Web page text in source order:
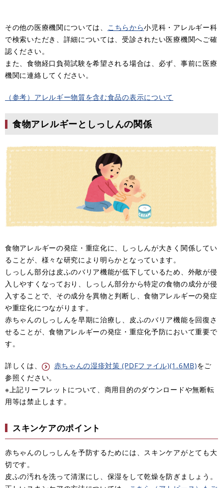
その他の医療機関については、 こちらから小児科・アレルギー科
で検索いただき、詳細については、受診されたい医療機関へご確
認ください。
また、食物経口負荷試験を希望される場合は、必ず、事前に医療
機関に連絡してください。
（参考）アレルギー物質を含む食品の表示について
食物アレルギーとしっしんの関係
食物アレルギーの発症・重症化に、しっしんが大きく関係してい
ることが、様々な研究により明らかとなっています。
しっしん部分は皮ふのバリア機能が低下しているため、外敵が侵
入しやすくなっており、しっしん部分から特定の食物の成分が侵
入することで、その成分を異物と判断し、食物アレルギーの発症
や重症化につながります。
​赤ちゃんのしっしんを早期に治療し、皮ふのバリア機能を回復さ
せることが、食物アレルギーの発症・重症化予防において重要で
す。
詳しくは、 赤ちゃんの湿疹対策 (PDFファイル)(1.6MB)をご
参照ください。
​※上記リーフレットについて、商用目的のダウンロードや無断転
用等は禁止します。
スキンケアのポイント
赤ちゃんのしっしんを予防するためには、スキンケアがとても大
切です。
皮ふの汚れを洗って清潔にし、保湿をして乾燥を防ぎましょう。